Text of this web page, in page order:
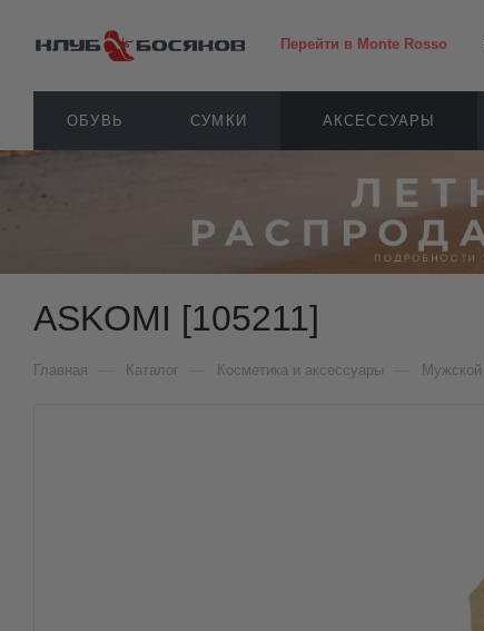
Перейти в Monte Rosso
ОБУВЬ СУМКИ АКСЕССУАРЫ
ASKOMI [105211]
Главная Каталог Косметика и аксессуары Мужской